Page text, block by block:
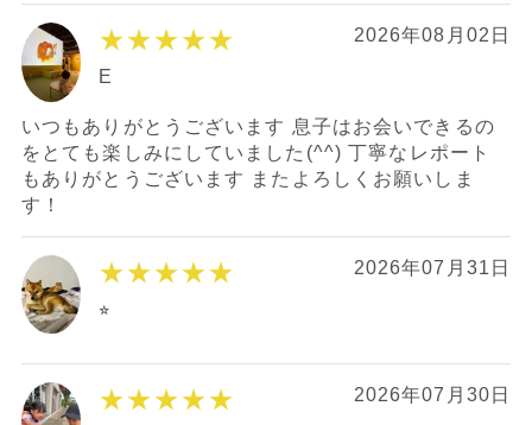
★★★★★ 2026年08月02日
E
いつもありがとうございます 息子はお会いできるの
をとても楽しみにしていました(^^) 丁寧なレポート
もありがとうございます またよろしくお願いしま
す！
★★★★★ 2026年07月31日
⭐︎
★★★★★ 2026年07月30日